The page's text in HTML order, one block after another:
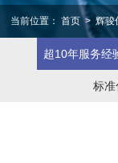
当前位置： 首页 > 辉骏
超10年服务经
标准